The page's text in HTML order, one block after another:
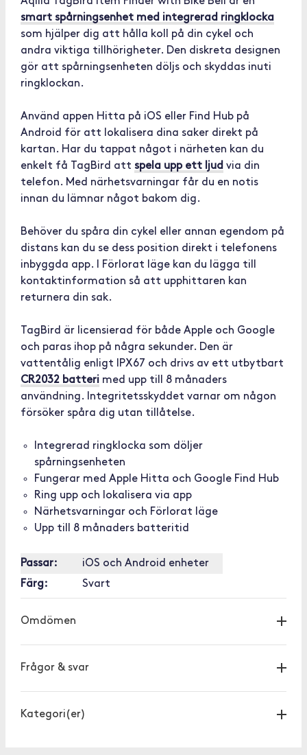
smart spårningsenhet med integrerad ringklocka
som hjälper dig att hålla koll på din cykel och
andra viktiga tillhörigheter. Den diskreta designen
gör att spårningsenheten döljs och skyddas inuti
ringklockan.
Använd appen Hitta på iOS eller Find Hub på
Android för att lokalisera dina saker direkt på
kartan. Har du tappat något i närheten kan du
enkelt få TagBird att spela upp ett ljud via din
telefon. Med närhetsvarningar får du en notis
innan du lämnar något bakom dig.
Behöver du spåra din cykel eller annan egendom på
distans kan du se dess position direkt i telefonens
inbyggda app. I Förlorat läge kan du lägga till
kontaktinformation så att upphittaren kan
returnera din sak.
TagBird är licensierad för både Apple och Google
och paras ihop på några sekunder. Den är
vattentålig enligt IPX67 och drivs av ett utbytbart
CR2032 batteri med upp till 8 månaders
användning. Integritetsskyddet varnar om någon
försöker spåra dig utan tillåtelse.
Integrerad ringklocka som döljer
spårningsenheten
Fungerar med Apple Hitta och Google Find Hub
Ring upp och lokalisera via app
Närhetsvarningar och Förlorat läge
Upp till 8 månaders batteritid
Passar:
iOS och Android enheter
Färg:
Svart
Omdömen
Frågor & svar
Kategori(er)